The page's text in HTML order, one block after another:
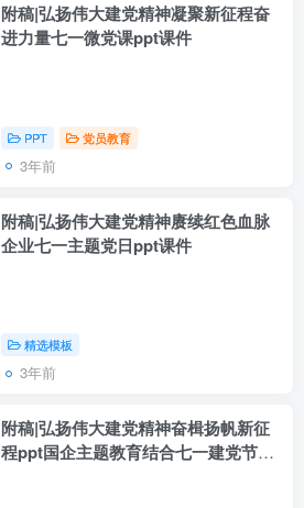
附稿|弘扬伟大建党精神凝聚新征程奋
进力量七一微党课ppt课件
PPT 党员教育
3年前
附稿|弘扬伟大建党精神赓续红色血脉
企业七一主题党日ppt课件
精选模板
3年前
附稿|弘扬伟大建党精神奋楫扬帆新征
程ppt国企主题教育结合七一建党节专